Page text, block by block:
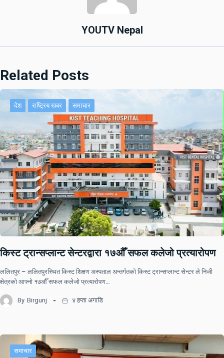
YOUTV Nepal
Related Posts
देश राष्ट्रिय खबर समाचार
किस्ट ट्रान्सप्लान्ट सेन्टरद्वारा १७औँ सफल कलेजो प्रत्यारोपण
ललितपुर – ललितपुरस्थित किस्ट शिक्षण अस्पताल अन्तर्गतको किस्ट ट्रान्सप्लान्ट सेन्टर ले निजी
क्षेत्रको आफ्नो १७औँ सफल कलेजो प्रत्यारोपण…
By Birgunj ४ हप्ता अगाडि
समाचार